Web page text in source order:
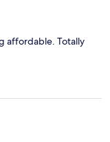
affordable. Totally